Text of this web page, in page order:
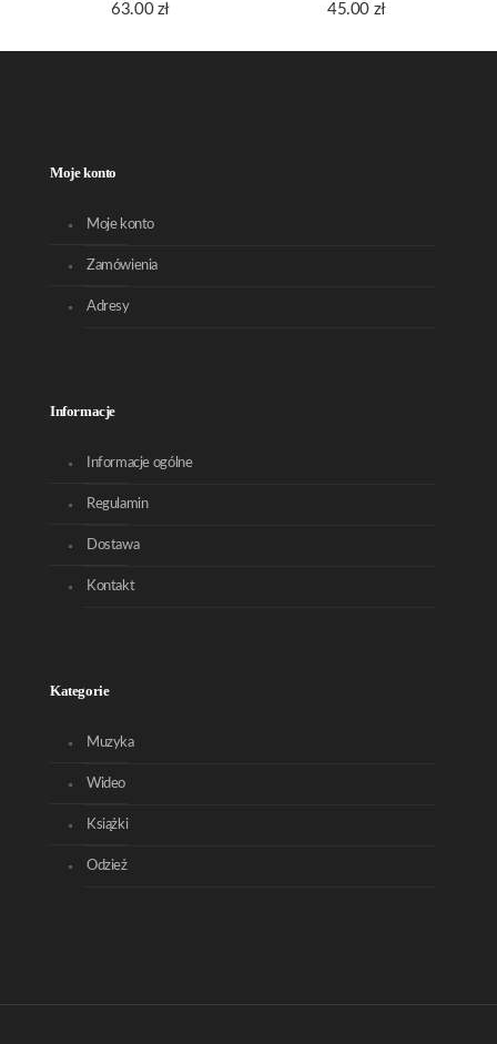
63.00 zł
45.00 zł
Moje konto
Moje konto
Zamówienia
Adresy
Informacje
Informacje ogólne
Regulamin
Dostawa
Kontakt
Kategorie
Muzyka
Wideo
Książki
Odzież